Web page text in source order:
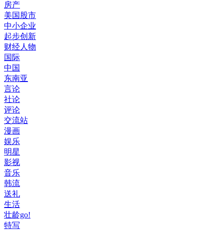
房产
美国股市
中小企业
起步创新
财经人物
国际
中国
东南亚
言论
社论
评论
交流站
漫画
娱乐
明星
影视
音乐
韩流
送礼
生活
壮龄go!
特写